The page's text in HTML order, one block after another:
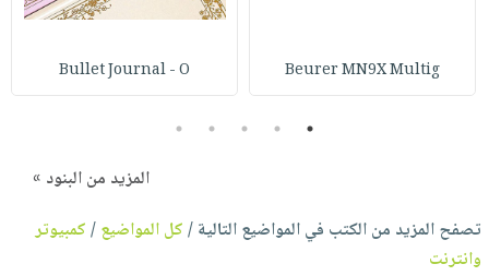
Beurer MN9X Multig
Bullet Journal - O
1
2
3
4
5
المزيد من البنود »
تصفح المزيد من الكتب في المواضيع التالية /كل المواضيع/كمبيوتر
وانترنت